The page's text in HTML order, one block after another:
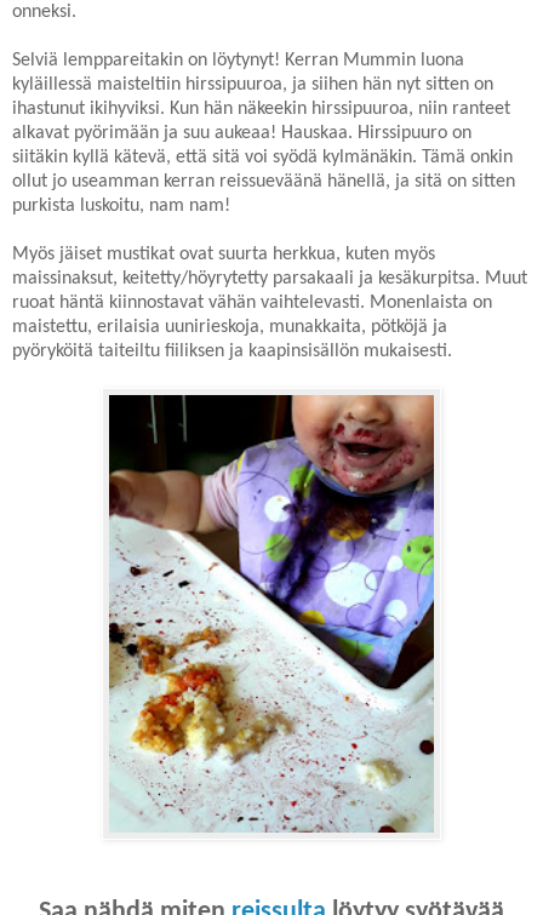
onneksi.
Selviä lemppareitakin on löytynyt! Kerran Mummin luona
kyläillessä maisteltiin hirssipuuroa, ja siihen hän nyt sitten on
ihastunut ikihyviksi. Kun hän näkeekin hirssipuuroa, niin ranteet
alkavat pyörimään ja suu aukeaa! Hauskaa. Hirssipuuro on
siitäkin kyllä kätevä, että sitä voi syödä kylmänäkin. Tämä onkin
ollut jo useamman kerran reissueväänä hänellä, ja sitä on sitten
purkista luskoitu, nam nam!
Myös jäiset mustikat ovat suurta herkkua, kuten myös
maissinaksut, keitetty/höyrytetty parsakaali ja kesäkurpitsa. Muut
ruoat häntä kiinnostavat vähän vaihtelevasti. Monenlaista on
maistettu, erilaisia uunirieskoja, munakkaita, pötköjä ja
pyöryköitä taiteiltu fiiliksen ja kaapinsisällön mukaisesti.